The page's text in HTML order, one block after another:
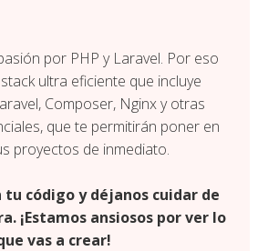
por PHP y Laravel. Por eso
ultra eficiente que incluye
Composer, Nginx y otras
que te permitirán poner en
proyectos de inmediato.
código y déjanos cuidar de
¡Estamos ansiosos por ver lo
vas a crear!